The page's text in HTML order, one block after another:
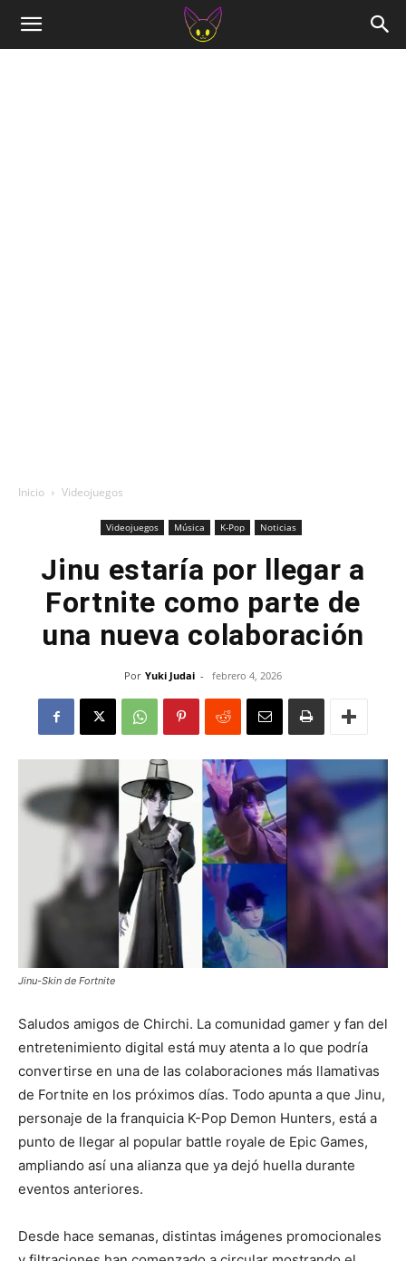
Inicio Videojuegos
Videojuegos Música K-Pop Noticias
Jinu estaría por llegar a
Fortnite como parte de
una nueva colaboración
Por Yuki Judai - febrero 4, 2026
Jinu-Skin de Fortnite
Saludos amigos de Chirchi. La comunidad gamer y fan del
entretenimiento digital está muy atenta a lo que podría
convertirse en una de las colaboraciones más llamativas
de Fortnite en los próximos días. Todo apunta a que Jinu,
personaje de la franquicia K-Pop Demon Hunters, está a
punto de llegar al popular battle royale de Epic Games,
ampliando así una alianza que ya dejó huella durante
eventos anteriores.
Desde hace semanas, distintas imágenes promocionales